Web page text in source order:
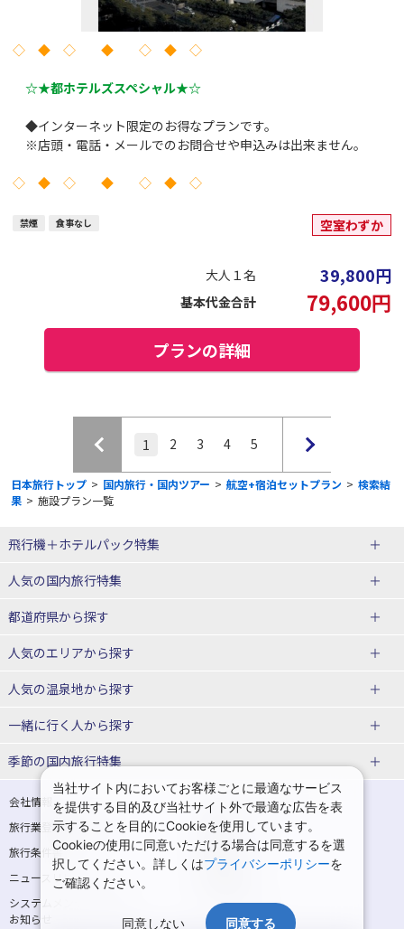
◇ ◆ ◇ ◆ ◇ ◆ ◇
☆★都ホテルズスペシャル★☆
◆インターネット限定のお得なプランです。
※店頭・電話・メールでのお問合せや申込みは出来ません。
◇ ◆ ◇ ◆ ◇ ◆ ◇
禁煙 食事なし 空室わずか
大人１名 39,800円
基本代金合計 79,600円
プランの詳細
1 2 3 4 5
日本旅行トップ > 国内旅行・国内ツアー > 航空+宿泊セットプラン > 検索結
果 > 施設プラン一覧
飛行機＋ホテルパック特集
赤い風船ダイナミックパッケージ
ＪＡＬで行く飛行機+ホテルパック
人気の国内旅行特集
東京ディズニーリゾート®への旅
ユニバーサル・スタジオ・ジャパ
都道府県から探す
北海道旅行・ツアー
東北
青森旅行・ツアー
宮城旅行・ツアー
秋田旅行・ツアー
山形旅行・ツアー
福島旅行・ツアー
関東
東京旅行・ツアー
埼玉旅行・ツアー
千葉旅行・ツアー
人気のエリアから探す
函館旅行
仙台旅行
那須旅行
日光旅行
小笠原旅行
神津島旅行
青ヶ島旅行
人気の温泉地から探す
北海道
湯の川温泉(北海道)
十勝川温泉(北海道)
阿寒湖温泉(北海道)
洞爺湖温泉(北海道)
川湯温泉(北海道)
層雲峡温泉(北海道)
知床温泉(北海道)
花巻温泉(岩手)
蔵王温泉(山形)
一緒に行く人から探す
一人旅 国内版
カップル・夫婦旅行 国内版
女子旅 国内版
卒業旅行・学生旅行 国内版
季節の国内旅行特集
桜・お花見特集
ゴールデンウィーク（GW）の国内
旅行
夏休み・お盆の国内旅行
7月の国内旅行
8月の国内旅行
10月の国内旅行
11月の国内旅行
会社情報
プライバシーポリシー
旅行業登録票・約款
規約集
旅行条件書
商標について
ニュースリリース
システムメンテナンスの
お知らせ
サイトマップ
当社サイト内においてお客様ごとに最適なサービス
を提供する目的及び当社サイト外で最適な広告を表
示することを目的にCookieを使用しています。
Cookieの使用に同意いただける場合は同意するを選
択してください。詳しくはプライバシーポリシーを
ご確認ください。
同意しない 同意する